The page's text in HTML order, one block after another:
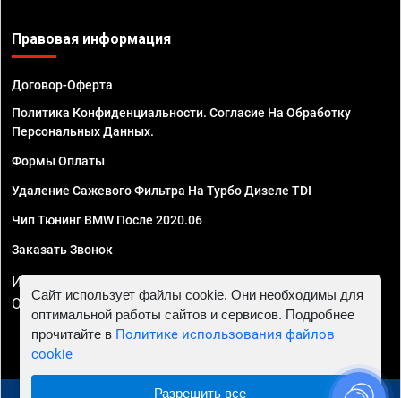
Правовая информация
Договор-Оферта
Политика Конфиденциальности. Согласие На Обработку
Персональных Данных.
Формы Оплаты
Удаление Сажевого Фильтра На Турбо Дизеле TDI
Чип Тюнинг BMW После 2020.06
Заказать Звонок
ИП Смирнов Георгий Павлович. ИНН 781302555843,
ОГРНИП 324470400032610
Сайт использует файлы cookie. Они необходимы для
оптимальной работы сайтов и сервисов. Подробнее
прочитайте в Политике использования файлов
cookie
Разрешить все